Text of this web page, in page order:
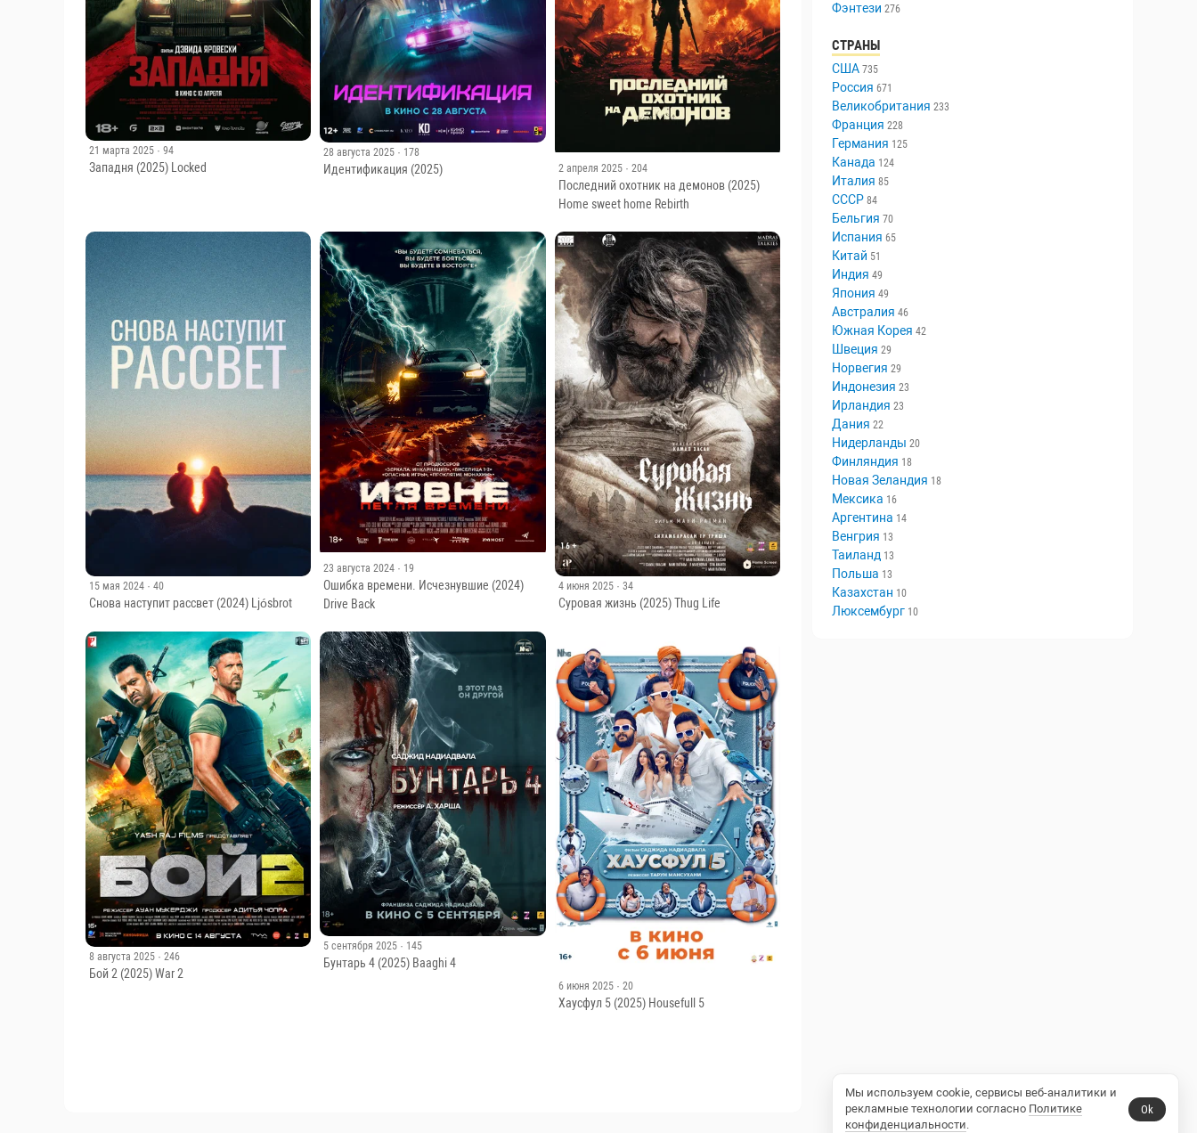
21 марта 2025 · 94
Западня (2025) Locked
28 августа 2025 · 178
Идентификация (2025) 2 апреля 2025 · 204
Последний охотник на демонов (2025)
Home sweet home Rebirth
15 мая 2024 · 40
Снова наступит рассвет (2024) Ljósbrot
23 августа 2024 · 19
Ошибка времени. Исчезнувшие (2024)
Drive Back
4 июня 2025 · 34
Суровая жизнь (2025) Thug Life
8 августа 2025 · 246
Бой 2 (2025) War 2
5 сентября 2025 · 145
Бунтарь 4 (2025) Baaghi 4
6 июня 2025 · 20
Хаусфул 5 (2025) Housefull 5
Фэнтези 276
СТРАНЫ
США 735
Россия 671
Великобритания 233
Франция 228
Германия 125
Канада 124
Италия 85
СССР 84
Бельгия 70
Испания 65
Китай 51
Индия 49
Япония 49
Австралия 46
Южная Корея 42
Швеция 29
Норвегия 29
Индонезия 23
Ирландия 23
Дания 22
Нидерланды 20
Финляндия 18
Новая Зеландия 18
Мексика 16
Аргентина 14
Венгрия 13
Таиланд 13
Польша 13
Казахстан 10
Люксембург 10
Мы используем cookie, сервисы веб-аналитики и
рекламные технологии согласно Политике
конфиденциальности.
Ok